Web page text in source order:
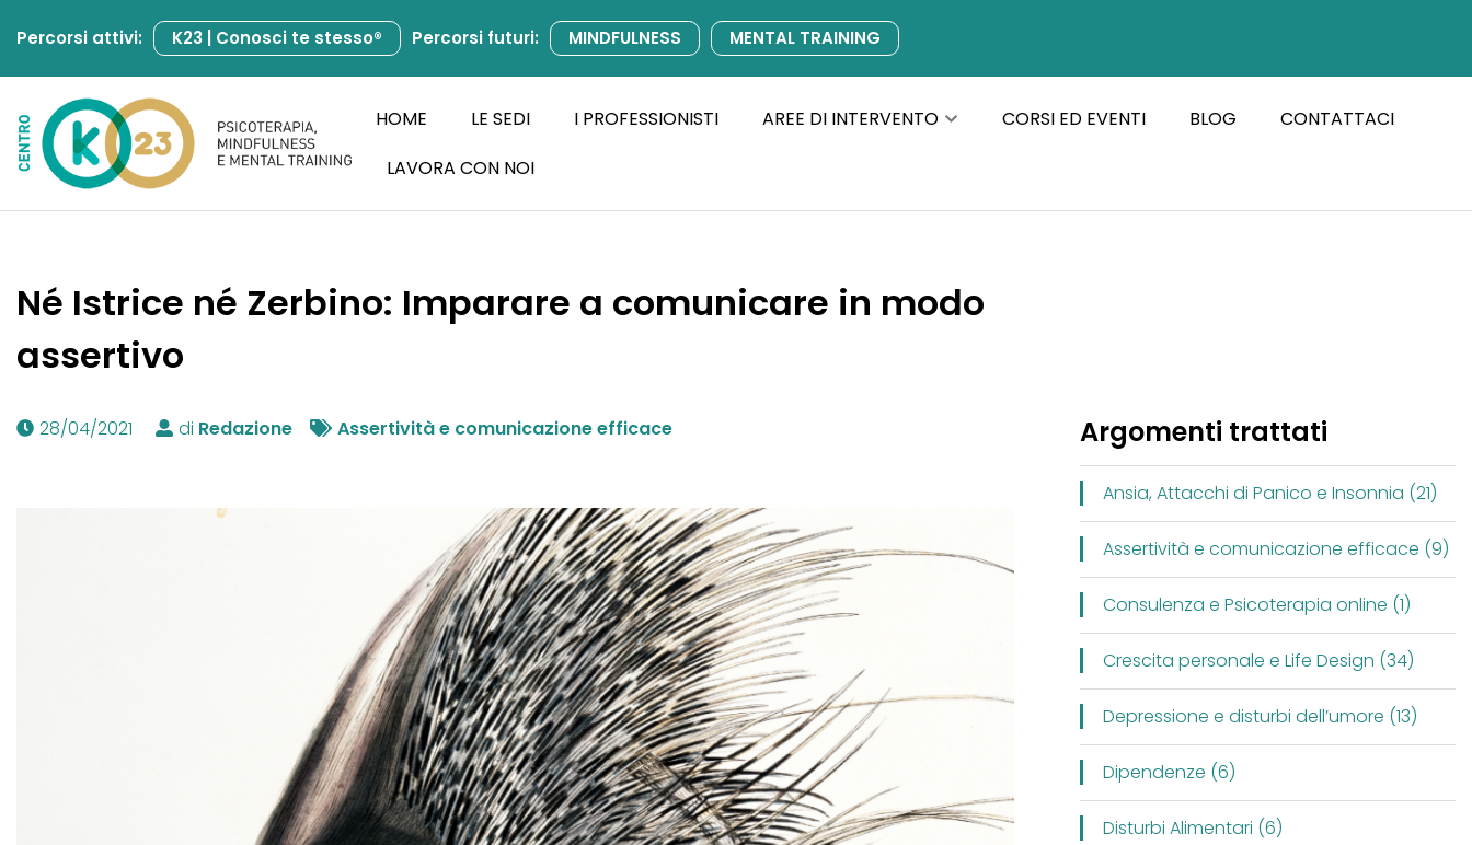
al
contenuto
Percorsi attivi: K23 | Conosci te stesso® Percorsi futuri: MINDFULNESS MENTAL TRAINING
HOME LE SEDI I PROFESSIONISTI AREE DI INTERVENTO CORSI ED EVENTI BLOG
CONTATTACI
LAVORA CON NOI
Né Istrice né Zerbino: Imparare a comunicare in modo
assertivo
28/04/2021 di Redazione Assertività e comunicazione efficace Argomenti trattati
Ansia, Attacchi di Panico e Insonnia (21)
Assertività e comunicazione efficace (9)
Consulenza e Psicoterapia online (1)
Crescita personale e Life Design (34)
Depressione e disturbi dell’umore (13)
Dipendenze (6)
Disturbi Alimentari (6)